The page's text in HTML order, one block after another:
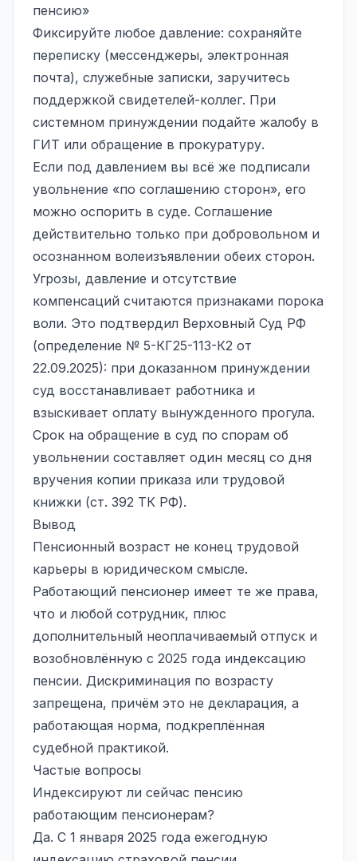
пенсию»
Фиксируйте любое давление: сохраняйте
переписку (мессенджеры, электронная
почта), служебные записки, заручитесь
поддержкой свидетелей-коллег. При
системном принуждении подайте жалобу в
ГИТ или обращение в прокуратуру.
Если под давлением вы всё же подписали
увольнение «по соглашению сторон», его
можно оспорить в суде. Соглашение
действительно только при добровольном и
осознанном волеизъявлении обеих сторон.
Угрозы, давление и отсутствие
компенсаций считаются признаками порока
воли. Это подтвердил Верховный Суд РФ
(определение № 5-КГ25-113-К2 от
22.09.2025): при доказанном принуждении
суд восстанавливает работника и
взыскивает оплату вынужденного прогула.
Срок на обращение в суд по спорам об
увольнении составляет один месяц со дня
вручения копии приказа или трудовой
книжки (ст. 392 ТК РФ).
Вывод
Пенсионный возраст не конец трудовой
карьеры в юридическом смысле.
Работающий пенсионер имеет те же права,
что и любой сотрудник, плюс
дополнительный неоплачиваемый отпуск и
возобновлённую с 2025 года индексацию
пенсии. Дискриминация по возрасту
запрещена, причём это не декларация, а
работающая норма, подкреплённая
судебной практикой.
Частые вопросы
Индексируют ли сейчас пенсию
работающим пенсионерам?
Да. С 1 января 2025 года ежегодную